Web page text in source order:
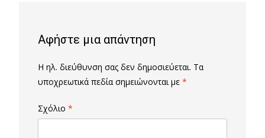
Αφήστε μια απάντηση
Η ηλ. διεύθυνση σας δεν δημοσιεύεται. Τα
υποχρεωτικά πεδία σημειώνονται με *
Σχόλιο *